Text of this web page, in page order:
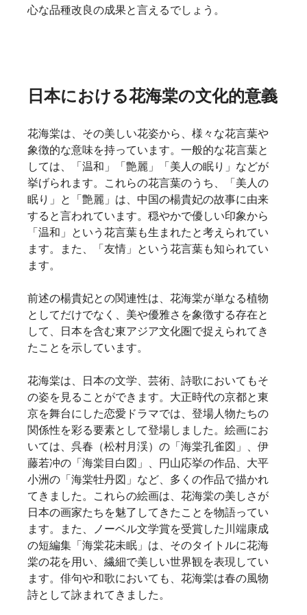
心な品種改良の成果と言えるでしょう。
日本における花海棠の文化的意義
花海棠は、その美しい花姿から、様々な花言葉や
象徴的な意味を持っています。一般的な花言葉と
しては、「温和」「艶麗」「美人の眠り」などが
挙げられます。これらの花言葉のうち、「美人の
眠り」と「艶麗」は、中国の楊貴妃の故事に由来
すると言われています。穏やかで優しい印象から
「温和」という花言葉も生まれたと考えられてい
ます。また、「友情」という花言葉も知られてい
ます。
前述の楊貴妃との関連性は、花海棠が単なる植物
としてだけでなく、美や優雅さを象徴する存在と
して、日本を含む東アジア文化圏で捉えられてき
たことを示しています。
花海棠は、日本の文学、芸術、詩歌においてもそ
の姿を見ることができます。大正時代の京都と東
京を舞台にした恋愛ドラマでは、登場人物たちの
関係性を彩る要素として登場しました。絵画にお
いては、呉春（松村月渓）の「海棠孔雀図」、伊
藤若冲の「海棠目白図」、円山応挙の作品、大平
小洲の「海棠牡丹図」など、多くの作品で描かれ
てきました。これらの絵画は、花海棠の美しさが
日本の画家たちを魅了してきたことを物語ってい
ます。また、ノーベル文学賞を受賞した川端康成
の短編集「海棠花未眠」は、そのタイトルに花海
棠の花を用い、繊細で美しい世界観を表現してい
ます。俳句や和歌においても、花海棠は春の風物
詩として詠まれてきました。